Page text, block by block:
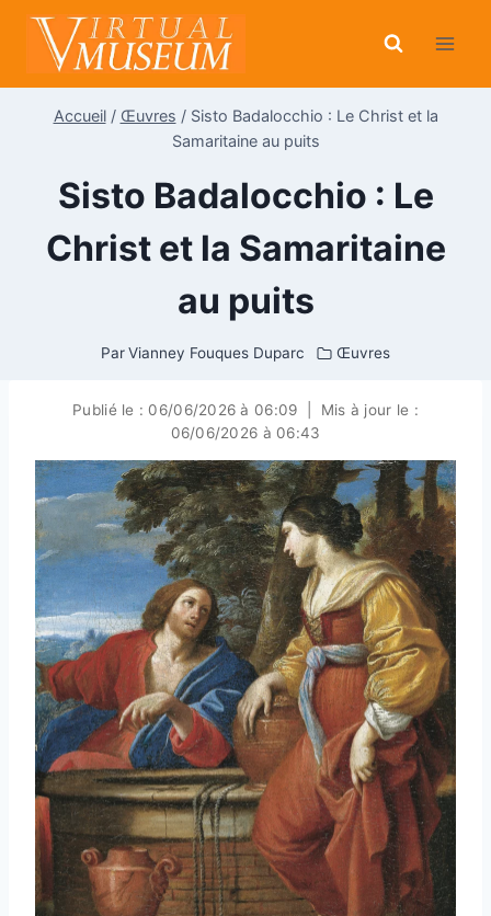
Aller
contenu
Accueil / Œuvres / Sisto Badalocchio : Le Christ et la
Samaritaine au puits
Sisto Badalocchio : Le
Christ et la Samaritaine
au puits
Par Vianney Fouques Duparc Œuvres
Publié le : 06/06/2026 à 06:09
Mis à jour le :
06/06/2026 à 06:43